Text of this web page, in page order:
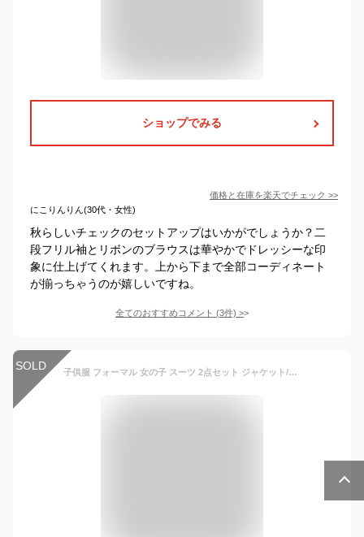
ショップでみる
価格と在庫を楽天でチェック >>
にこりんりん(30代・女性)
秋らしいチェックのセットアップはいかがでしょうか？二
段フリル袖とリボンのブラウスは華やかでドレッシーな印
象に仕上げてくれます。上から下まで全部コーディネート
が揃っちゃうのが嬉しいですね。
全てのおすすめコメント (3件) >
SOLD 子供服 フォーマル 女の子 スーツ 2点セット ジャケット/パンツ 入学式 卒業式 スーツ 女の子 ジュニア パンツスーツ 子供服 ガールズ キッズ 七五三 発表会 子ども セットアップ 春 チェック柄 110 120 130 140 150 160cm